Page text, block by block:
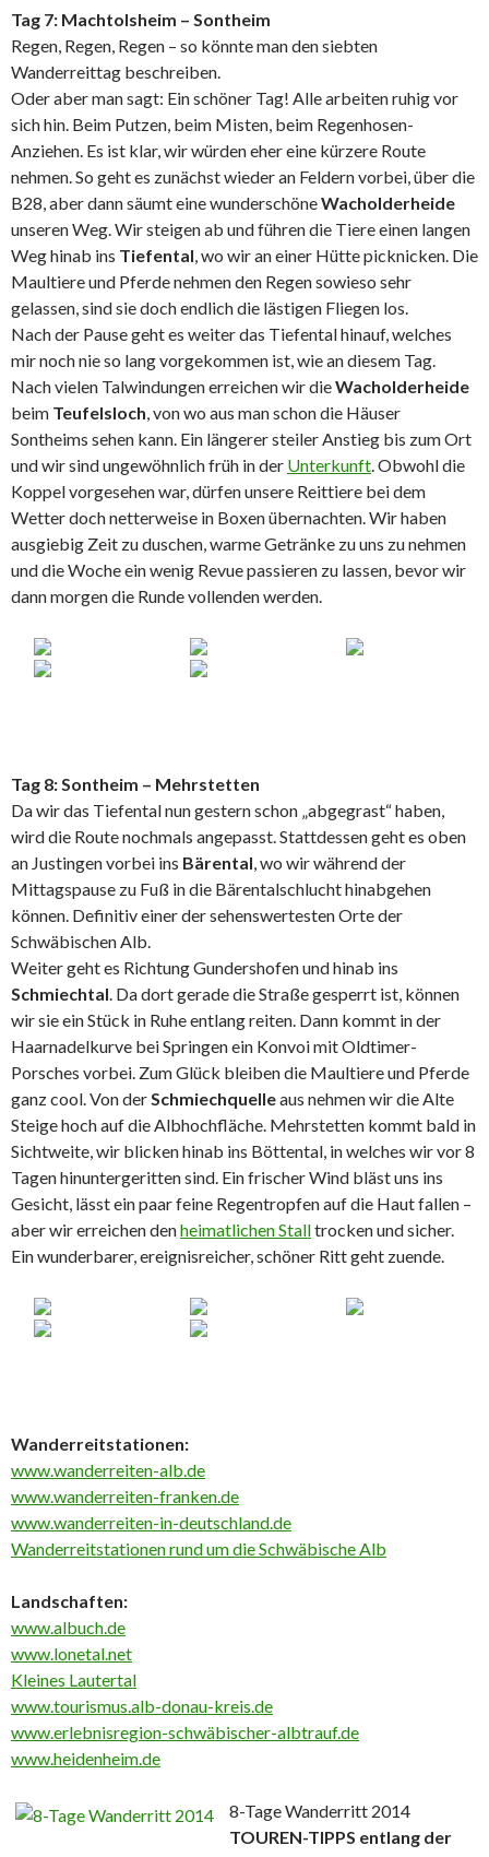
Tag 7: Machtolsheim – Sontheim
Regen, Regen, Regen – so könnte man den siebten
Wanderreittag beschreiben.
Oder aber man sagt: Ein schöner Tag! Alle arbeiten ruhig vor
sich hin. Beim Putzen, beim Misten, beim Regenhosen-
Anziehen. Es ist klar, wir würden eher eine kürzere Route
nehmen. So geht es zunächst wieder an Feldern vorbei, über die
B28, aber dann säumt eine wunderschöneWacholderheide
unseren Weg. Wir steigen ab und führen die Tiere einen langen
Weg hinab ins Tiefental, wo wir an einer Hütte picknicken. Die
Maultiere und Pferde nehmen den Regen sowieso sehr
gelassen, sind sie doch endlich die lästigen Fliegen los.
Nach der Pause geht es weiter das Tiefental hinauf, welches
mir noch nie so lang vorgekommen ist, wie an diesem Tag.
Nach vielen Talwindungen erreichen wir dieWacholderheide
beim Teufelsloch, von wo aus man schon die Häuser
Sontheims sehen kann. Ein längerer steiler Anstieg bis zum Ort
und wir sind ungewöhnlich früh in der Unterkunft. Obwohl die
Koppel vorgesehen war, dürfen unsere Reittiere bei dem
Wetter doch netterweise in Boxen übernachten. Wir haben
ausgiebig Zeit zu duschen, warme Getränke zu uns zu nehmen
und die Woche ein wenig Revue passieren zu lassen, bevor wir
dann morgen die Runde vollenden werden.
Tag 8: Sontheim – Mehrstetten
Da wir das Tiefental nun gestern schon „abgegrast“ haben,
wird die Route nochmals angepasst. Stattdessen geht es oben
an Justingen vorbei ins Bärental, wo wir während der
Mittagspause zu Fuß in die Bärentalschlucht hinabgehen
können. Definitiv einer der sehenswertesten Orte der
Schwäbischen Alb.
Weiter geht es Richtung Gundershofen und hinab ins
Schmiechtal. Da dort gerade die Straße gesperrt ist, können
wir sie ein Stück in Ruhe entlang reiten. Dann kommt in der
Haarnadelkurve bei Springen ein Konvoi mit Oldtimer-
Porsches vorbei. Zum Glück bleiben die Maultiere und Pferde
ganz cool. Von derSchmiechquelleaus nehmen wir die Alte
Steige hoch auf die Albhochfläche. Mehrstetten kommt bald in
Sichtweite, wir blicken hinab ins Böttental, in welches wir vor 8
Tagen hinuntergeritten sind. Ein frischer Wind bläst uns ins
Gesicht, lässt ein paar feine Regentropfen auf die Haut fallen –
aber wir erreichen denheimatlichen Stalltrocken und sicher.
Ein wunderbarer, ereignisreicher, schöner Ritt geht zuende.
Wanderreitstationen:
www.wanderreiten-alb.de
www.wanderreiten-franken.de
www.wanderreiten-in-deutschland.de
Wanderreitstationen rund um die Schwäbische Alb
Landschaften:
www.albuch.de
www.lonetal.net
Kleines Lautertal
www.tourismus.alb-donau-kreis.de
www.erlebnisregion-schwäbischer-albtrauf.de
www.heidenheim.de
8-Tage Wanderritt 2014
TOUREN-TIPPS entlang der